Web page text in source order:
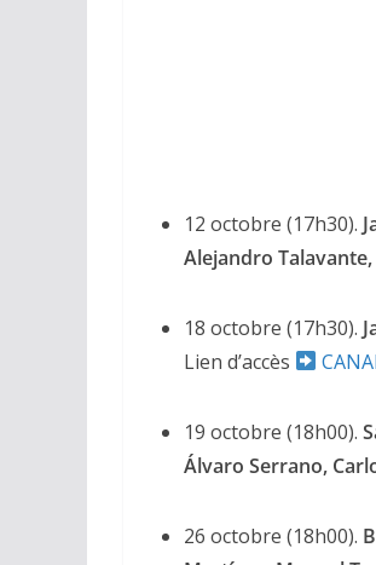
12 octobre (17h30).
Alejandro
18 octobre (17h30).
Lien d’accès
19 octobre (18h00).
Álvaro Serrano,
26 octobre (18h00).